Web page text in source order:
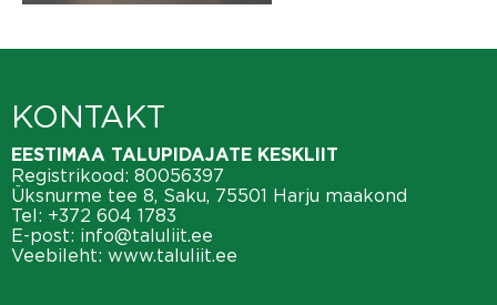
KONTAKT
EESTIMAA TALUPIDAJATE KESKLIIT
Registrikood: 80056397
Üksnurme tee 8, Saku, 75501 Harju maakond
Tel: +372 604 1783
E-post: info@taluliit.ee
Veebileht: www.taluliit.ee